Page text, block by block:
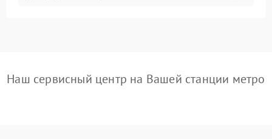
Наш сервисный центр на Вашей станции метро